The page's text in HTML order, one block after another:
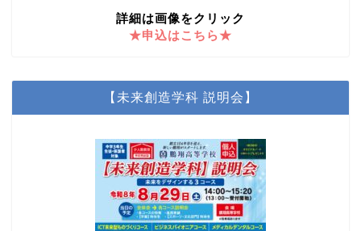
詳細は画像をクリック
★申込はこちら★
【未来創造学科 説明会】